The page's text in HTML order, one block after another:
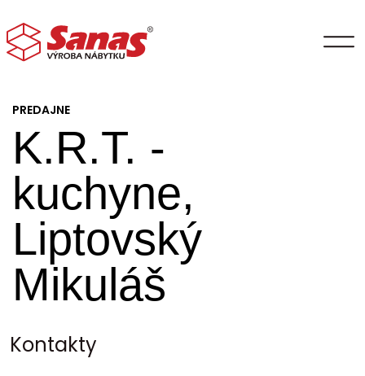
PREDAJNE
K.R.T. -
kuchyne,
Liptovský
Mikuláš
Kontakty